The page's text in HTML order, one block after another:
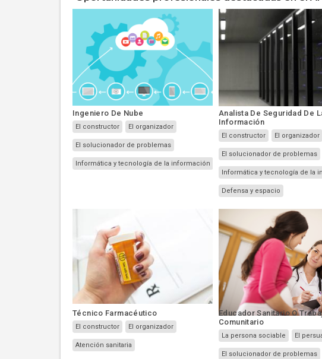
Ingeniero De Nube
El constructor El organizador
El solucionador de problemas
Informática y tecnología de la información
Analista De Seguridad De
Información
El constructor El organizador
El solucionador de problemas
Informática y tecnología de la
Defensa y espacio
Técnico Farmacéutico
El constructor El organizador
Atención sanitaria
Educador Sanitario O
Comunitario
La persona sociable El
El solucionador de problemas